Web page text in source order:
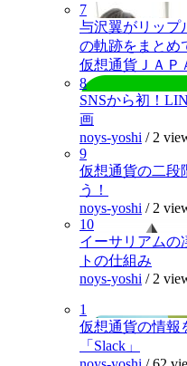
7
与沢翼がリップ
の軌跡をまとめ
仮想通貨ＪＡＰ
8
SNSから初！
画
noys-yoshi / 2
9
仮想通貨の二段
う！
noys-yoshi / 2
10
イーサリアムの
トの仕組み
noys-yoshi / 2
1
仮想通貨の情報
「Slack」